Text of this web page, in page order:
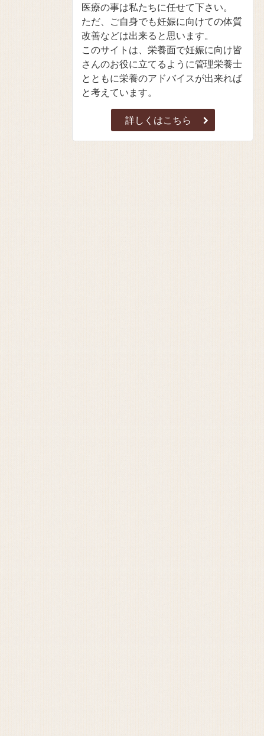
医療の事は私たちに任せて下さい。
ただ、ご自身でも妊娠に向けての体質
改善などは出来ると思います。
このサイトは、栄養面で妊娠に向け皆
さんのお役に立てるように管理栄養士
とともに栄養のアドバイスが出来れば
と考えています。
詳しくはこちら